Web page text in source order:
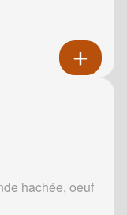
hachée, oeuf